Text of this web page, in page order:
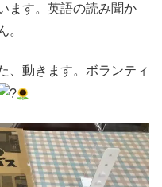
ます。英語の読み聞か
。
、動きます。ボランティ